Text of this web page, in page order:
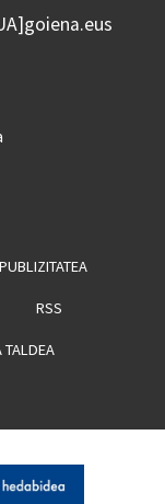
PUBLIZITATEA
RSS
TALDEA